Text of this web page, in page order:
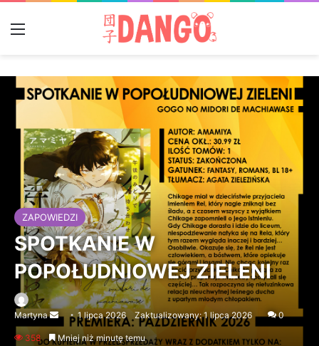
ZAPOWIEDZI
SPOTKANIE W
POPOŁUDNIOWEJ ZIELENI
Martyna
Send
an
1 lipca 2026 Zaktualizowany: 1 lipca 2026 0
358 Mniej niż minutę temu